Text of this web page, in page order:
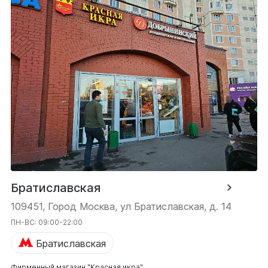
Братиславская
109451, Город Москва, ул Братиславская, д. 14
ПН-ВС: 09:00-22:00
Братиславская